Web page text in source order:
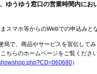
ゆうゆう窓口の営業時間内に
スマホ等からのWebでの申込みと
局で、商品やサービスを宣伝して
ちらのホームページをご覧くださ
）